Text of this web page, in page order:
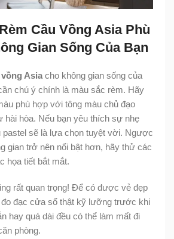
Cầu Vồng Asia Phù
Gian Sống Của Bạn
Asia cho không gian sống của
chú ý chính là màu sắc rèm. Hãy
phù hợp với tông màu chủ đạo
hài hòa. Nếu bạn yêu thích sự nhẹ
pastel sẽ là lựa chọn tuyệt vời. Ngược
gian trở nên nổi bật hơn, hãy thử các
họa tiết bắt mắt.
rất quan trọng! Để có được vẻ đẹp
đo đạc cửa sổ thật kỹ lưỡng trước khi
hay quá dài đều có thể làm mất đi
phòng.